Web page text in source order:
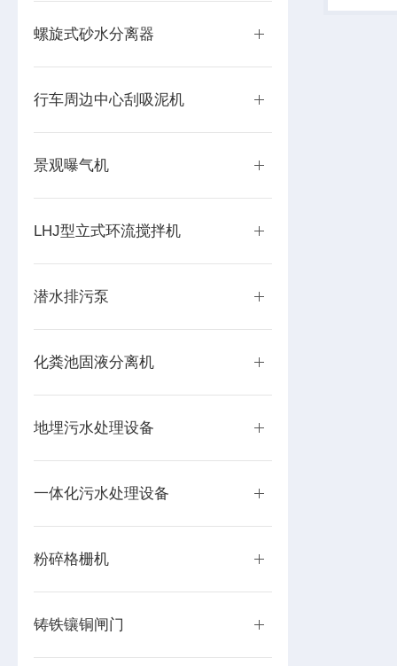
螺旋式砂水分离器
行车周边中心刮吸泥机
景观曝气机
LHJ型立式环流搅拌机
潜水排污泵
化粪池固液分离机
地埋污水处理设备
一体化污水处理设备
粉碎格栅机
铸铁镶铜闸门
橡胶刷